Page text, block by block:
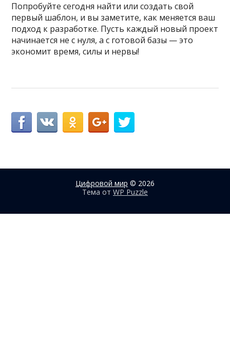
Попробуйте сегодня найти или создать свой
первый шаблон, и вы заметите, как меняется ваш
подход к разработке. Пусть каждый новый проект
начинается не с нуля, а с готовой базы — это
экономит время, силы и нервы!
Цифровой мир © 2026
Тема от WP Puzzle